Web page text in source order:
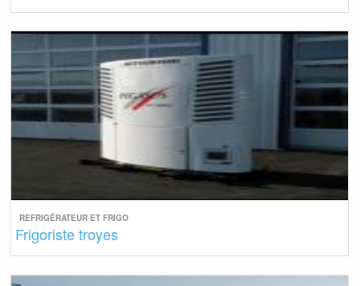
REFRIGÉRATEUR ET FRIGO
Frigoriste troyes